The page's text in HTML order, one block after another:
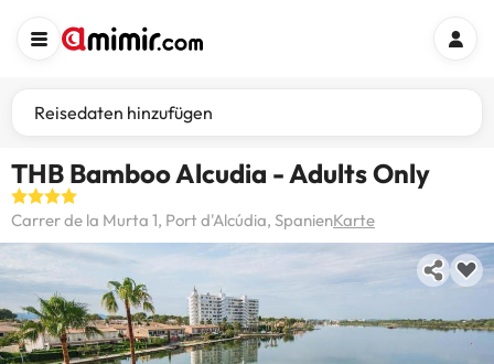
Reisedaten hinzufügen
THB Bamboo Alcudia - Adults Only
Carrer de la Murta 1, Port d'Alcúdia, SpanienKarte